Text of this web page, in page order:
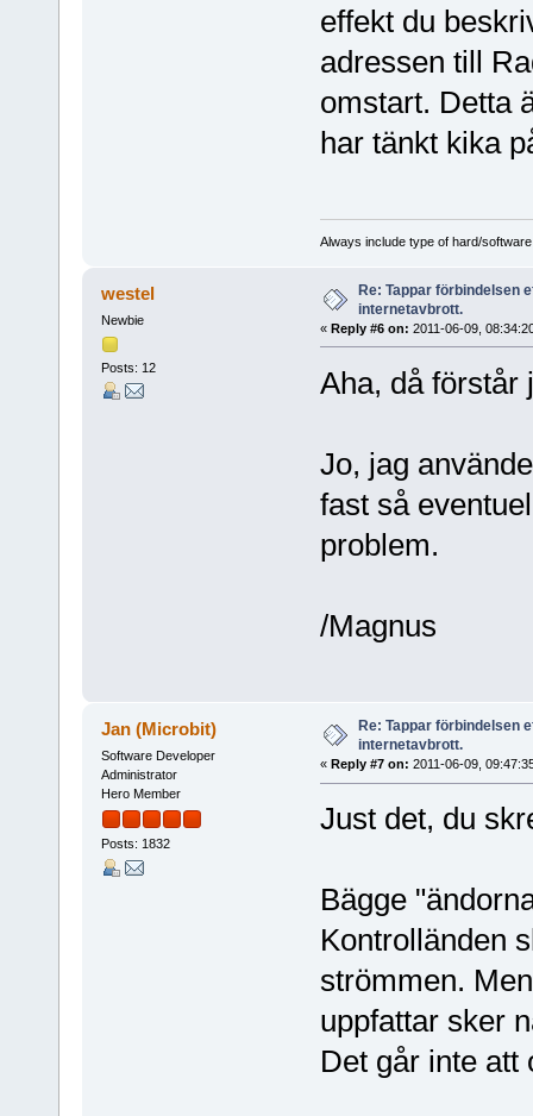
effekt du
adressen till
omstart. Detta
har tänkt kika
Always include type of hard/
westel
Newbie
Posts: 12
Re: Tappar förbindelsen
internetavbrott.
« Reply #6 on: 2011-06-09,
Aha, då förstår
Jo, jag
fast så
problem.
/Magnus
Jan (Microbit)
Software Developer
Administrator
Hero Member
Posts: 1832
Re: Tappar förbindelsen
internetavbrott.
« Reply #7 on: 2011-06-09,
Just det, du
Bägge
Kontrolländen
strömmen.
uppfattar sker
Det går inte att